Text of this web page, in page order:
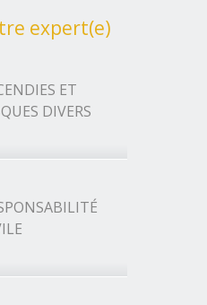
expert(e)
ET
DIVERS